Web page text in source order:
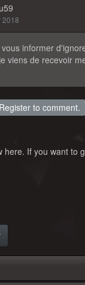
2018
informer
viens de recevoir
Register to comment.
here. If you want to